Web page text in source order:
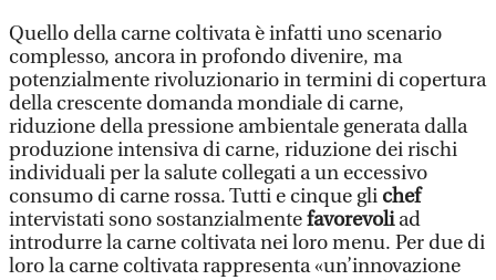
Quello della carne coltivata è infatti uno scenario
complesso, ancora in profondo divenire, ma
potenzialmente rivoluzionario in termini di copertura
della crescente domanda mondiale di carne,
riduzione della pressione ambientale generata dalla
produzione intensiva di carne, riduzione dei rischi
individuali per la salute collegati a un eccessivo
consumo di carne rossa. Tutti e cinque gli chef
intervistati sono sostanzialmentefavorevoliad
introdurre la carne coltivata nei loro menu. Per due di
loro la carne coltivata rappresenta «un’innovazione